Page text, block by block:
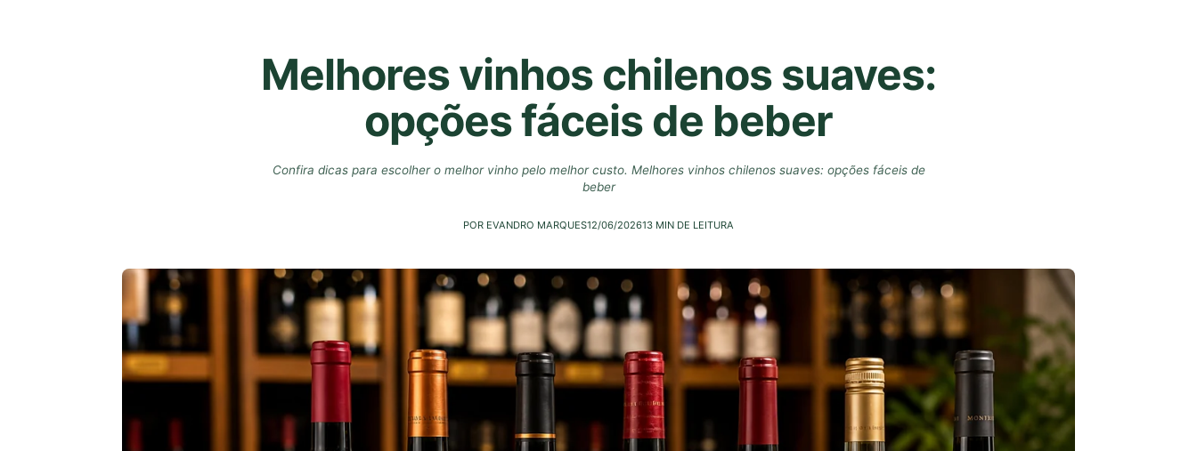
Melhores vinhos chilenos suaves:
opções fáceis de beber
Confira dicas para escolher o melhor vinho pelo melhor custo. Melhores vinhos chilenos suaves: opções fáceis de
beber
POR EVANDRO MARQUES12/06/202613 MIN DE LEITURA